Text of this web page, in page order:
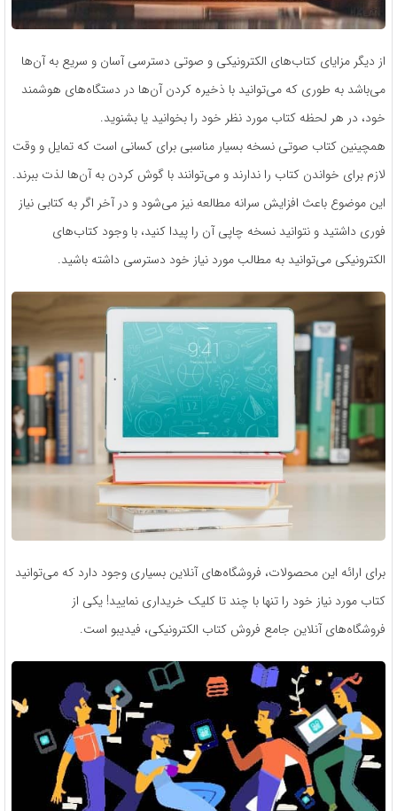
از دیگر مزایای کتاب‌های الکترونیکی و صوتی دسترسی آسان و سریع به آن‌ها
می‌باشد به طوری که می‌توانید با ذخیره کردن آن‌ها در دستگاه‌های هوشمند
خود، در هر لحظه کتاب مورد نظر خود را بخوانید یا بشنوید.
همچینین کتاب صوتی نسخه بسیار مناسبی برای کسانی است که تمایل و وقت
لازم برای خواندن کتاب را ندارند و می‌توانند با گوش کردن به آن‌ها لذت ببرند.
این موضوع باعث افزایش سرانه مطالعه نیز می‌شود و در آخر اگر به کتابی نیاز
فوری داشتید و نتوانید نسخه چاپی آن را پیدا کنید، با وجود کتاب‌های
الکترونیکی می‌توانید به مطالب مورد نیاز خود دسترسی داشته باشید.
برای ارائه این محصولات، فروشگاه‌های آنلاین بسیاری وجود دارد که می‌توانید
کتاب مورد نیاز خود را تنها با چند تا کلیک خریداری نمایید! یکی از
فروشگاه‌های آنلاین جامع فروش کتاب الکترونیکی، فیدیبو است.